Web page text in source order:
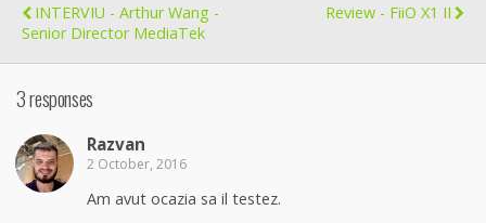
INTERVIU - Arthur Wang -
Senior Director MediaTek
Review - FiiO X1 II
3 responses
Razvan
2 October, 2016
Am avut ocazia sa il testez.